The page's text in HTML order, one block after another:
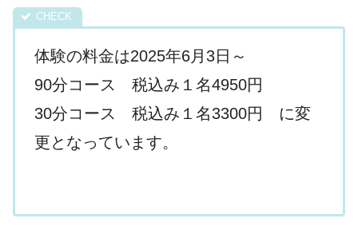
体験の料金は2025年6月3日～
90分コース 税込み１名4950円
30分コース 税込み１名3300円 に変
更となっています。